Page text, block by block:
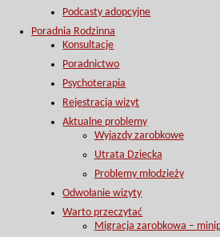
Podcasty adopcyjne
Poradnia Rodzinna
Konsultacje
Poradnictwo
Psychoterapia
Rejestracja wizyt
Aktualne problemy
Wyjazdy zarobkowe
Utrata Dziecka
Problemy młodzieży
Odwołanie wizyty
Warto przeczytać
Migracja zarobkowa –